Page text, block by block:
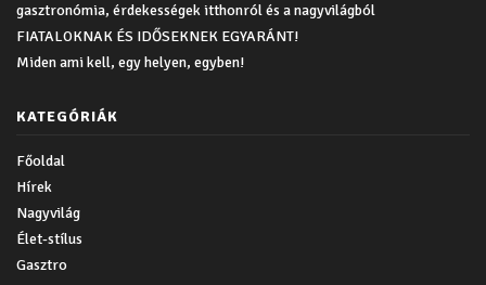
gasztronómia, érdekességek itthonról és a nagyvilágból
FIATALOKNAK ÉS IDŐSEKNEK EGYARÁNT!
Miden ami kell, egy helyen, egyben!
KATEGÓRIÁK
Főoldal
Hírek
Nagyvilág
Élet-stílus
Gasztro